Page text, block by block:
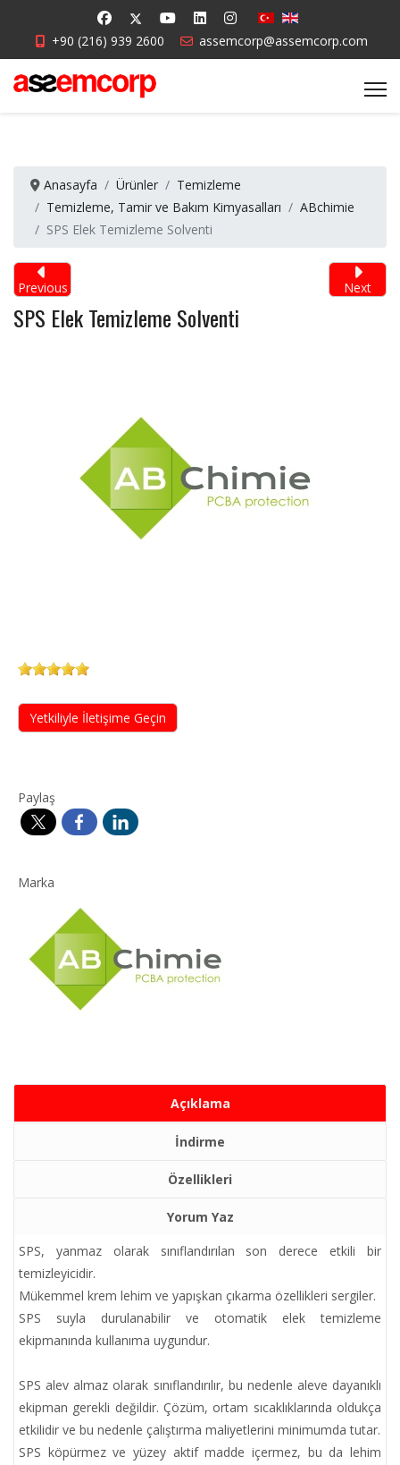
+90 (216) 939 2600 assemcorp@assemcorp.com
Anasayfa Ürünler
Temizleme
Temizleme, Tamir ve Bakım Kimyasalları
ABchimie
SPS Elek Temizleme Solventi
Previous Next
SPS Elek Temizleme Solventi
Yetkiliyle İletişime Geçin
Paylaş
Marka
Açıklama
İndirme
Özellikleri
Yorum Yaz
SPS, yanmaz olarak sınıflandırılan son derece etkili bir
temizleyicidir.
Mükemmel krem lehim ve yapışkan çıkarma özellikleri sergiler.
SPS suyla durulanabilir ve otomatik elek temizleme
ekipmanında kullanıma uygundur.
SPS alev almaz olarak sınıflandırılır, bu nedenle aleve dayanıklı
ekipman gerekli değildir. Çözüm, ortam sıcaklıklarında oldukça
etkilidir ve bu nedenle çalıştırma maliyetlerini minimumda tutar.
SPS köpürmez ve yüzey aktif madde içermez, bu da lehim